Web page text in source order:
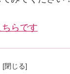
らです